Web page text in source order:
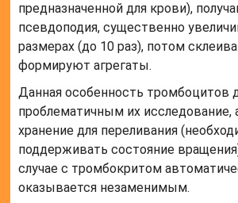
предназначенной для крови),
псевдоподия, существенно
размерах (до 10 раз), потом
формируют агрегаты.
Данная особенность тромбоцитов
проблематичным их исследование,
хранение для переливания
поддерживать состояние
случае с тромбокритом
оказывается незаменимым.